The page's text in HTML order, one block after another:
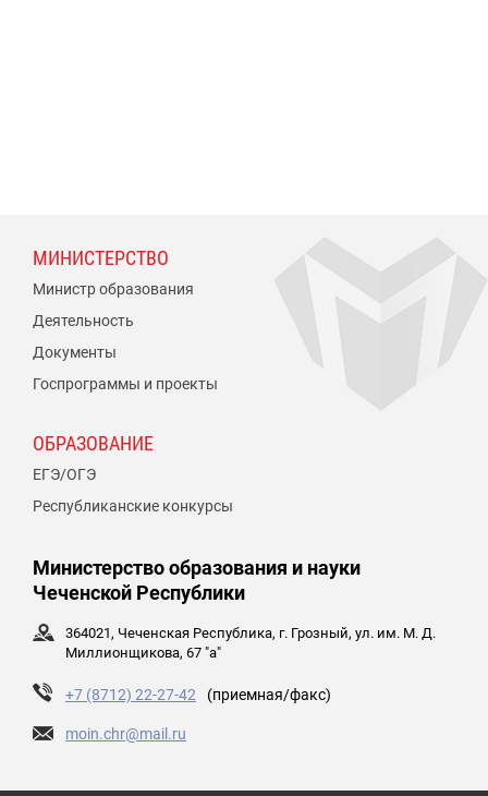
МИНИСТЕРСТВО
Министр образования
Деятельность
Документы
Госпрограммы и проекты
ОБРАЗОВАНИЕ
ЕГЭ/ОГЭ
Республиканские конкурсы
Министерство образования и науки
Чеченской Республики
364021, Чеченская Республика, г. Грозный, ул. им. М. Д.
Миллионщикова, 67 "а"
+7 (8712) 22-27-42 (приемная/факс)
moin.chr@mail.ru